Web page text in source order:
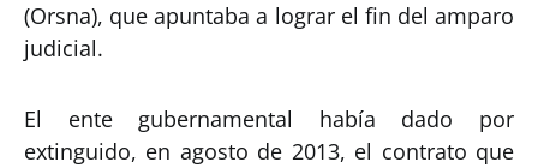
(Orsna), que apuntaba a lograr el fin del amparo
judicial.
El ente gubernamental había dado por
extinguido, en agosto de 2013, el contrato que